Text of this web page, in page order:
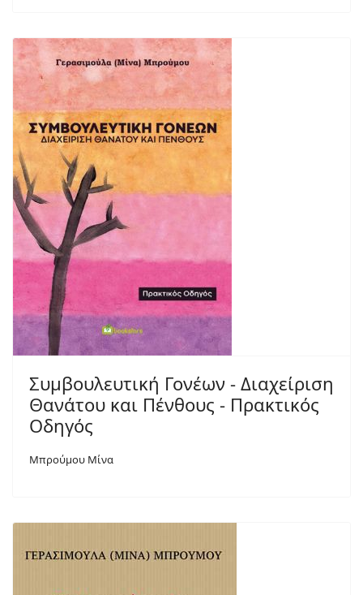
Συμβουλευτική Γονέων - Διαχείριση
Θανάτου και Πένθους - Πρακτικός
Οδηγός
Μπρούμου Μίνα